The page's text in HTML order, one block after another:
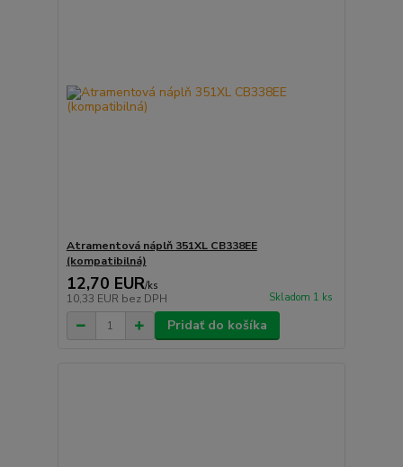
Atramentová náplň 351XL CB338EE
(kompatibilná)
12,70 EUR/ks
10,33 EUR bez DPH Skladom 1 ks
Pridať do košíka